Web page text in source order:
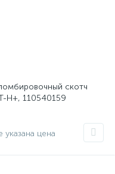
скотч
Н+, 110540159
указана цена